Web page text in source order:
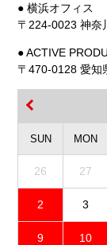
● 横浜オフィス
〒224-0023 神奈
● ACTIVE
〒470-0128 愛知
SUN MON
26 27
2 3
9 10